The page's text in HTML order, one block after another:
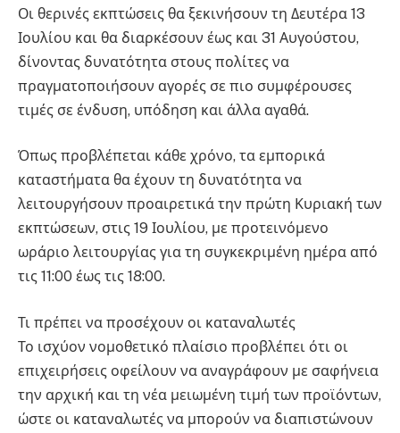
Οι θερινές εκπτώσεις θα ξεκινήσουν τη Δευτέρα 13
Ιουλίου και θα διαρκέσουν έως και 31 Αυγούστου,
δίνοντας δυνατότητα στους πολίτες να
πραγματοποιήσουν αγορές σε πιο συμφέρουσες
τιμές σε ένδυση, υπόδηση και άλλα αγαθά.
Όπως προβλέπεται κάθε χρόνο, τα εμπορικά
καταστήματα θα έχουν τη δυνατότητα να
λειτουργήσουν προαιρετικά την πρώτη Κυριακή των
εκπτώσεων, στις 19 Ιουλίου, με προτεινόμενο
ωράριο λειτουργίας για τη συγκεκριμένη ημέρα από
τις 11:00 έως τις 18:00.
Τι πρέπει να προσέχουν οι καταναλωτές
Το ισχύον νομοθετικό πλαίσιο προβλέπει ότι οι
επιχειρήσεις οφείλουν να αναγράφουν με σαφήνεια
την αρχική και τη νέα μειωμένη τιμή των προϊόντων,
ώστε οι καταναλωτές να μπορούν να διαπιστώνουν